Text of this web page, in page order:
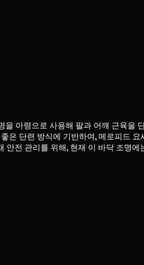
아령으로 사용해 팔과 어깨 근육을
단련 방식에 기반하여, 메로피드 요
전 관리를 위해, 현재 이 바닥 조명